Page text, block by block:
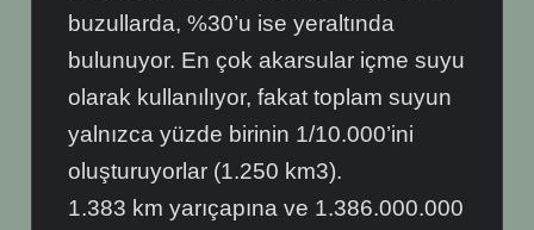
buzullarda, %30’u ise yeraltında
bulunuyor. En çok akarsular içme suyu
olarak kullanılıyor, fakat toplam suyun
yalnızca yüzde birinin 1/10.000’ini
oluşturuyorlar (1.250 km3).
1.383 km yarıçapına ve 1.386.000.000